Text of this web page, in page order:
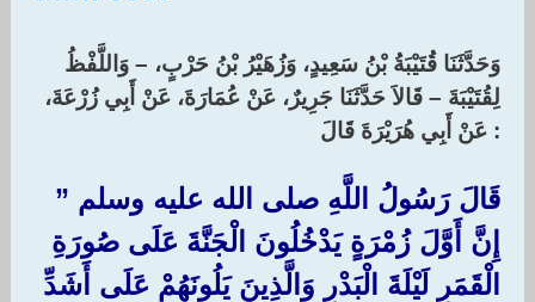
وَحَدَّثَنَا قُتَيْبَةُ بْنُ سَعِيدٍ، وَزُهَيْرُ بْنُ حَرْبٍ، – وَاللَّفْظُ
لِقُتَيْبَةَ – قَالاَ حَدَّثَنَا جَرِيرٌ، عَنْ عُمَارَةَ، عَنْ أَبِي زُرْعَةَ،
عَنْ أَبِي هُرَيْرَةَ قَالَ :
قَالَ رَسُولُ اللَّهِ صلى الله عليه وسلم ‏”‏
إِنَّ أَوَّلَ زُمْرَةٍ يَدْخُلُونَ الْجَنَّةَ عَلَى صُورَةِ
الْقَمَرِ لَيْلَةَ الْبَدْرِ وَالَّذِينَ يَلُونَهُمْ عَلَى أَشَدِّ